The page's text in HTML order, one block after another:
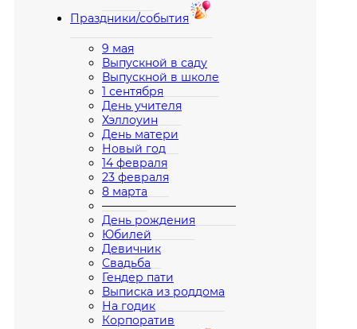
Праздники/события
9 мая
Выпускной в саду
Выпускной в школе
1 сентября
День учителя
Хэллоуин
День матери
Новый год
14 февраля
23 февраля
8 марта
————————————
День рождения
Юбилей
Девичник
Свадьба
Гендер пати
Выписка из роддома
На годик
Корпоратив